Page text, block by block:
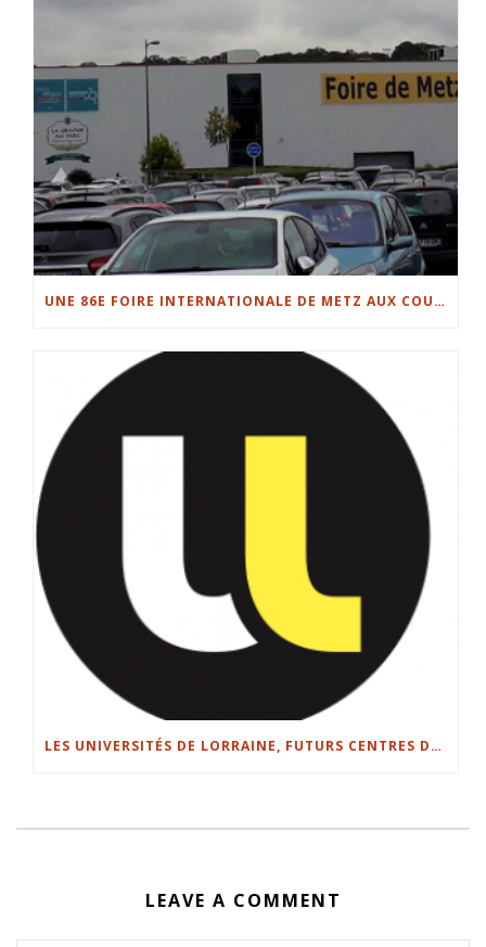
UNE 86E FOIRE INTERNATIONALE DE METZ AUX COULEURS DU COVID-19…
LES UNIVERSITÉS DE LORRAINE, FUTURS CENTRES DE VACCINATIONS ?
LEAVE A COMMENT